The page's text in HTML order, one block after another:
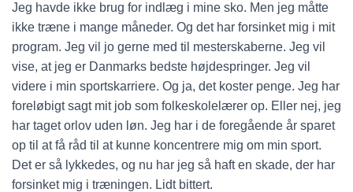
Jeg havde ikke brug for indlæg i mine sko. Men jeg måtte
ikke træne i mange måneder. Og det har forsinket mig i mit
program. Jeg vil jo gerne med til mesterskaberne. Jeg vil
vise, at jeg er Danmarks bedste højdespringer. Jeg vil
videre i min sportskarriere. Og ja, det koster penge. Jeg har
foreløbigt sagt mit job som folkeskolelærer op. Eller nej, jeg
har taget orlov uden løn. Jeg har i de foregående år sparet
op til at få råd til at kunne koncentrere mig om min sport.
Det er så lykkedes, og nu har jeg så haft en skade, der har
forsinket mig i træningen. Lidt bittert.